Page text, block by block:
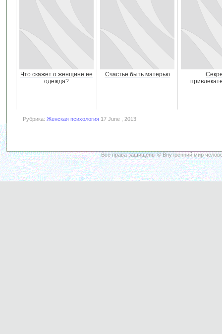
Что скажет о женщине ее
одежда?
Счастье быть матерью
Рубрика: Женская психология 17 June , 2013
Все права защищены © Внутренний мир